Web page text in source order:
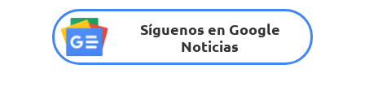
Síguenos en Google
Noticias